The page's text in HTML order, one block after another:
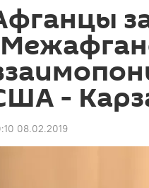
-
08.02.2019